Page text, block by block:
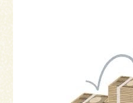
三和建設の強み